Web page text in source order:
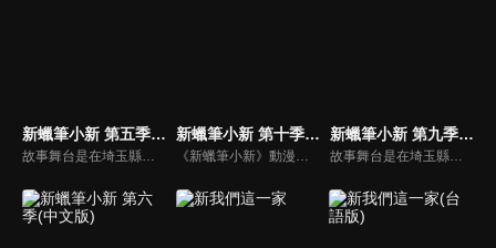
新蠟筆小新 第五季(中文版)
故事舞台是在埼玉縣春日部市，一位正在「雙葉幼稚園」學習的五歲的小孩──野原新之助，在日常生活中發生的有趣好玩事。
新蠟筆小新 第十季(中文版)
《新蠟筆小新》動漫線上看。故事舞台是在埼玉縣春日部市，一位正在「雙葉幼稚園」學習的五歲的小孩──野原新之助，在日常生活中發生的有趣好玩事。
新蠟筆小新 第九季(中文版)
故事舞台是在埼玉縣春日部市，一位正在「雙葉幼稚園」學習的五歲的小孩──野原新之助，在日常生活中發生的有趣好玩事。